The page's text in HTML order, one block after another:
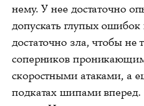
нему. У нее достаточно
допускать глупых
достаточно зла, чтобы не
соперников
скоростными атаками, а
подкатах шипами вперед.